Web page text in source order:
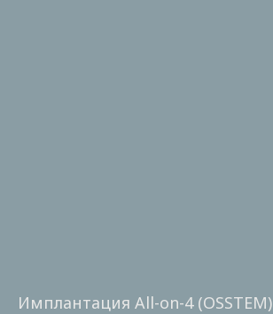
Имплантация All-on-4 (OSSTEM)